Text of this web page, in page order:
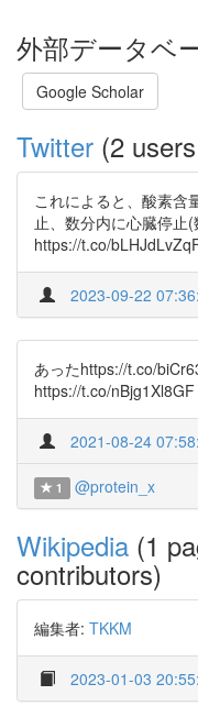
外部データベ
Google Scholar
Twitter (2
これによると、酸素含
止、数分内に心臓停止(
https://t.co/
2023-09-22
あったhttps://t.co/
https://t.co/nBjg1Xl8GF
2021-08-24
1 @protein_x
Wikipedia (1
contributors)
編集者: TKKM
2023-01-03